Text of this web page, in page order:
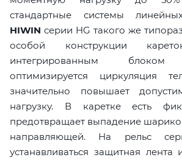
стандартные системы
HIWIN серии HG такого же
особой конструкции
интегрированным блоком
оптимизируется циркуляция
значительно повышает
нагрузку. В каретке есть
предотвращает выпадение
направляющей. На рельс
устанавливаться защитная